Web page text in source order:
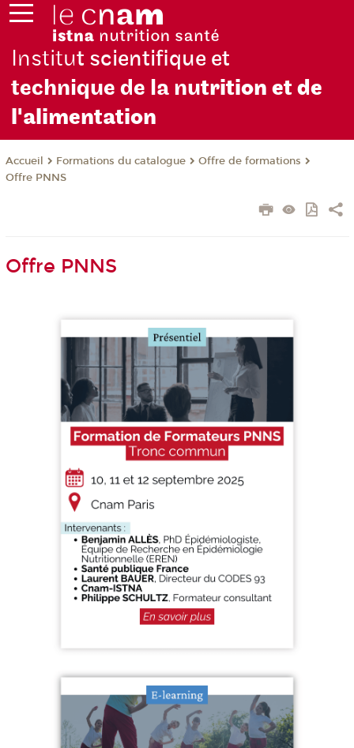
Institut scientifique et
technique de la nutrition et de
l'alimentation
Accueil Formations du catalogue
Offre de formations
Offre PNNS
Offre PNNS